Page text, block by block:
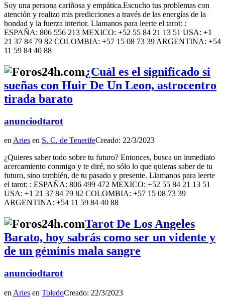
Soy una persona cariñosa y empática.Escucho tus problemas con
atención y realizo mis predicciones a través de las energías de la
bondad y la fuerza interior. Llamanos para leerte el tarot: :
ESPAÑA: 806 556 213 MEXICO: +52 55 84 21 13 51 USA: +1
21 37 84 79 82 COLOMBIA: +57 15 08 73 39 ARGENTINA: +54
11 59 84 40 88
¿Cuál es el significado si
sueñas con Huir De Un Leon, astrocentro
tirada barato
anunciodtarot
enAries en S. C. de TenerifeCreado: 22/3/2023
¿Quieres saber todo sobre tu futuro? Entonces, busca un inmediato
acercamiento conmigo y te diré, no sólo lo que quieras saber de tu
futuro, sino también, de tu pasado y presente. Llamanos para leerte
el tarot: : ESPAÑA: 806 499 472 MEXICO: +52 55 84 21 13 51
USA: +1 21 37 84 79 82 COLOMBIA: +57 15 08 73 39
ARGENTINA: +54 11 59 84 40 88
Tarot De Los Angeles
Barato, hoy sabrás como ser un vidente y
de un géminis mala sangre
anunciodtarot
en Aries en ToledoCreado: 22/3/2023